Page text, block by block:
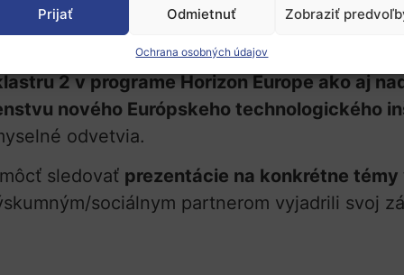
Prijať Odmietnuť Zobraziť
Ochrana osobných údajov
programu Horizon Europe, najmäv oblasti
a kreatívneho priemyslu“.
2 v programe Horizon Europe ako aj
nového Európskeho technologického
odvetvia.
sledovať prezentácie na konkrétne
sociálnym partnerom vyjadrili svoj